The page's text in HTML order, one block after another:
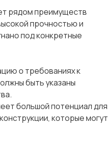
рядом преимуществ
прочностью и
под конкретные
о требованиях к
быть указаны
большой потенциал для
которые могут